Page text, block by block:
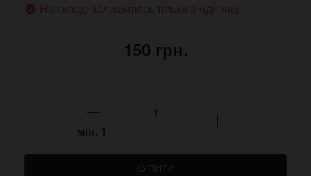
На складі залишилось тільки 2 одиниці
150 грн.
мін. 1
КУПИТИ